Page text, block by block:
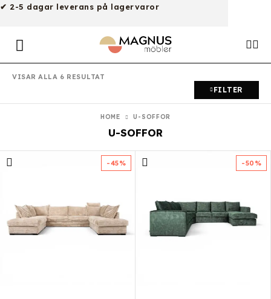
✔ 2-5 dagar leverans på lagervaror
VISAR ALLA 6 RESULTAT
FILTER
U-SOFFOR
HOME U-SOFFOR
-45% -50%